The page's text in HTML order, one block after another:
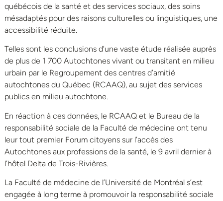
québécois de la santé et des services sociaux, des soins
mésadaptés pour des raisons culturelles ou linguistiques, une
accessibilité réduite.
Telles sont les conclusions d’une vaste étude réalisée auprès
de plus de 1 700 Autochtones vivant ou transitant en milieu
urbain par le Regroupement des centres d’amitié
autochtones du Québec (RCAAQ), au sujet des services
publics en milieu autochtone.
En réaction à ces données, le RCAAQ et le Bureau de la
responsabilité sociale de la Faculté de médecine ont tenu
leur tout premier Forum citoyens sur l’accès des
Autochtones aux professions de la santé, le 9 avril dernier à
l’hôtel Delta de Trois-Rivières.
La Faculté de médecine de l’Université de Montréal s’est
engagée à long terme à promouvoir la responsabilité sociale